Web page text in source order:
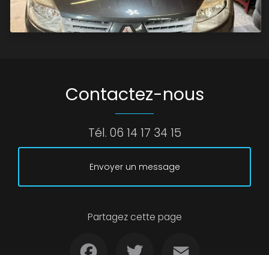
Contactez-nous
Tél. 06 14 17 34 15
Envoyer un message
Partagez cette page